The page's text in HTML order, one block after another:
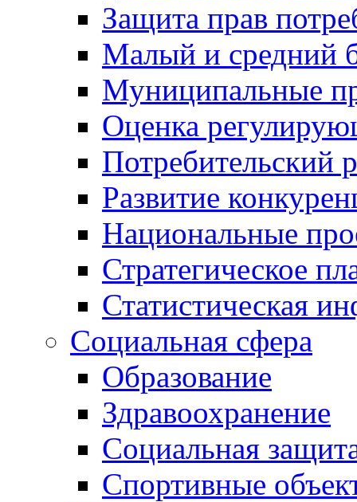
Защита прав
Малый и средний
Муниципальные
Оценка
Потребительский
Развитие
Национальные
Стратегическое
Статистическая
Социальная сфера
Образование
Здравоохранение
Социальная
Спортивные